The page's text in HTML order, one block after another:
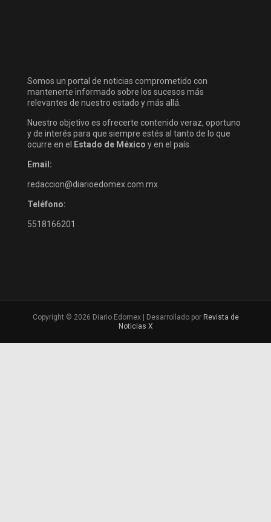
Somos un portal de noticias comprometido con
mantenerte informado sobre los sucesos más
relevantes de nuestro estado y más allá.
Nuestro objetivo es ofrecerte contenido veraz, oportuno
y de interés para que siempre estés al tanto de lo que
ocurre en el
Estado de México y en el país.
Email:
redaccion@diarioedomex.com.mx
Teléfono:
5518166201
Copyright © 2026 Diario Edomex | Desarrollado por Revista de
Noticias X